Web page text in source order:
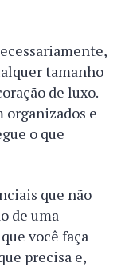
tamanho
de luxo.
organizados e
o que
que não
de uma
você faça
precisa e,